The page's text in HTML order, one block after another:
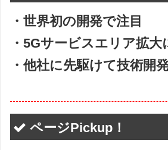
・世界初の開発で注目
・5Gサービスエリア拡大
・他社に先駆けて技術開
ページPickup！